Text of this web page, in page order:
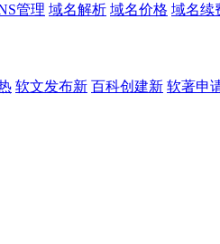
管理 域名解析 域名价格 域名续
软文发布新 百科创建新 软著申